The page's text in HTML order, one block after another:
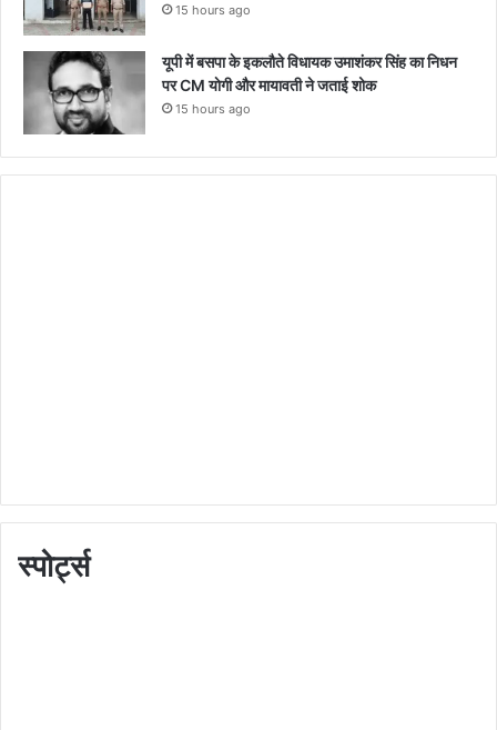
15 hours ago
यूपी में बसपा के इकलौते विधायक उमाशंकर सिंह का निधन
पर CM याेगी और मायावती ने जताई शोक
15 hours ago
स्पोर्ट्स